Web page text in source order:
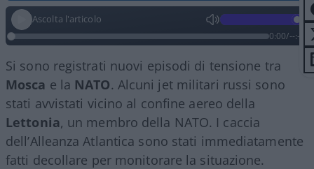
Ascolta l'articolo
0:00/--:--
Si sono registrati nuovi episodi di tensione tra
Mosca e la NATO. Alcuni jet militari russi sono
stati avvistati vicino al confine aereo della
Lettonia, un membro della NATO. I caccia
dell’Alleanza Atlantica sono stati immediatamente
fatti decollare per monitorare la situazione.